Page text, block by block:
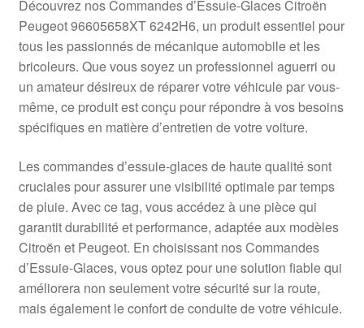
Mon compte
Paiements
Panier
Plainte
Politique de confidentialité
Procédure de Réclamation
Termes et conditions
Découvrez nos Commandes d’Essuie-Glaces Citroën
Peugeot 96605658XT 6242H6, un produit essentiel pour
tous les passionnés de mécanique automobile et les
bricoleurs. Que vous soyez un professionnel aguerri ou
un amateur désireux de réparer votre véhicule par vous-
même, ce produit est conçu pour répondre à vos besoins
spécifiques en matière d’entretien de votre voiture.
Les commandes d’essuie-glaces de haute qualité sont
cruciales pour assurer une visibilité optimale par temps
de pluie. Avec ce tag, vous accédez à une pièce qui
garantit durabilité et performance, adaptée aux modèles
Citroën et Peugeot. En choisissant nos Commandes
d’Essuie-Glaces, vous optez pour une solution fiable qui
améliorera non seulement votre sécurité sur la route,
mais également le confort de conduite de votre véhicule.